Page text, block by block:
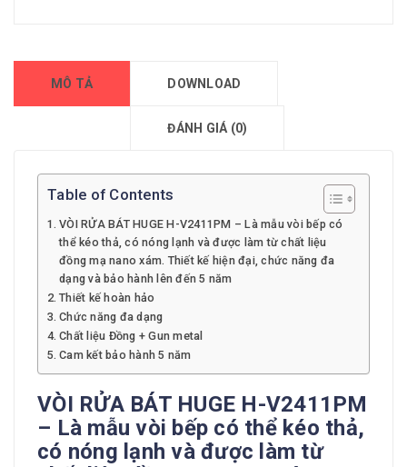
MÔ TẢ DOWNLOAD
ĐÁNH GIÁ (0)
Table of Contents
VÒI RỬA BÁT HUGE H-V2411PM – Là mẫu vòi bếp có
thể kéo thả, có nóng lạnh và được làm từ chất liệu
đồng mạ nano xám. Thiết kế hiện đại, chức năng đa
dạng và bảo hành lên đến 5 năm
Thiết kế hoàn hảo
Chức năng đa dạng
Chất liệu Đồng + Gun metal
Cam kết bảo hành 5 năm
VÒI RỬA BÁT HUGE H-V2411PM
– Là mẫu vòi bếp có thể kéo thả,
có nóng lạnh và được làm từ